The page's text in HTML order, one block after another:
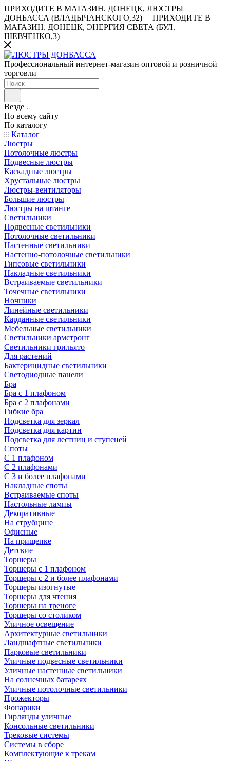
ПРИХОДИТЕ В МАГАЗИН. ДОНЕЦК, ЛЮСТРЫ
ДОНБАССА (ВЛАДЫЧАНСКОГО,32)
ПРИХОДИТЕ В
МАГАЗИН. ДОНЕЦК, ЭНЕРГИЯ СВЕТА (БУЛ.
ШЕВЧЕНКО,3)
Профессиональный интернет-магазин оптовой и розничной
торговли
Везде
По всему сайту
По каталогу
Каталог
Люстры
Потолочные люстры
Подвесные люстры
Каскадные люстры
Хрустальные люстры
Люстры-вентиляторы
Большие люстры
Люстры на штанге
Светильники
Подвесные светильники
Потолочные светильники
Настенные светильники
Настенно-потолочные светильники
Гипсовые светильники
Накладные светильники
Встраиваемые светильники
Точечные светильники
Ночники
Линейные светильники
Карданные светильники
Мебельные светильники
Светильники армстронг
Светильники грильято
Для растений
Бактерицидные светильники
Светодиодные панели
Бра
Бра с 1 плафоном
Бра с 2 плафонами
Гибкие бра
Подсветка для зеркал
Подсветка для картин
Подсветка для лестниц и ступеней
Споты
С 1 плафоном
С 2 плафонами
С 3 и более плафонами
Накладные споты
Встраиваемые споты
Настольные лампы
Декоративные
На струбцине
Офисные
На прищепке
Детские
Торшеры
Торшеры с 1 плафоном
Торшеры с 2 и более плафонами
Торшеры изогнутые
Торшеры для чтения
Торшеры на треноге
Торшеры со столиком
Уличное освещение
Архитектурные светильники
Ландшафтные светильники
Парковые светильники
Уличные подвесные светильники
Уличные настенные светильники
На солнечных батареях
Уличные потолочные светильники
Прожекторы
Фонарики
Гирлянды уличные
Консольные светильники
Трековые системы
Системы в сборе
Комплектующие к трекам